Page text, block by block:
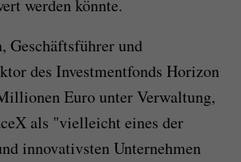
werden könnte.
Geschäftsführer und
des Investmentfonds Horizon
Euro unter Verwaltung,
als "vielleicht eines der
innovativsten Unternehmen